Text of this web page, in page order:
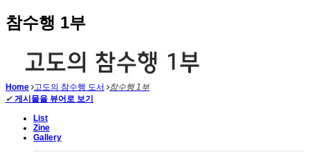
참수행 1부
Home 고도의 참수행 도서
참수행 1부
✔ 게시물을 뷰어로 보기
List
Zine
Gallery